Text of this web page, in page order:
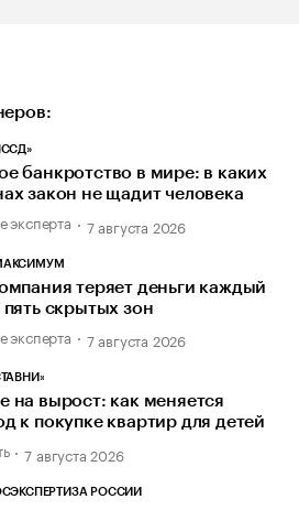
банкротство в мире: в каких
закон не щадит человека
эксперта 7 августа 2026
теряет деньги каждый
пять скрытых зон
эксперта 7 августа 2026
на вырост: как меняется
к покупке квартир для детей
7 августа 2026
РОССИИ